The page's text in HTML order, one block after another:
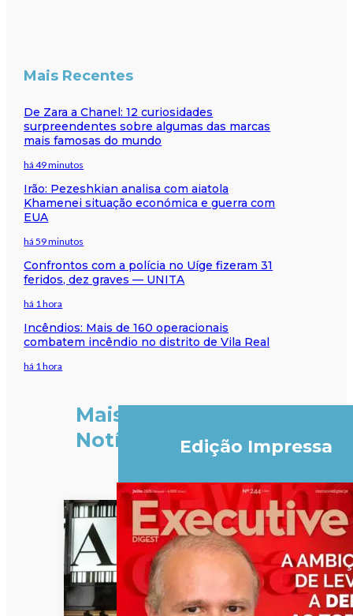
Mais Recentes
De Zara a Chanel: 12 curiosidades
surpreendentes sobre algumas das marcas
mais famosas do mundo
há 49 minutos
Irão: Pezeshkian analisa com aiatola
Khamenei situação económica e guerra com
EUA
há 59 minutos
Confrontos com a polícia no Uíge fizeram 31
feridos, dez graves — UNITA
há 1 hora
Incêndios: Mais de 160 operacionais
combatem incêndio no distrito de Vila Real
há 1 hora
Mais
Notícias
Edição Impressa